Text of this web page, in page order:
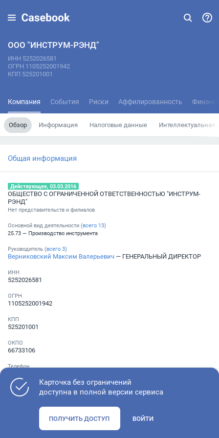
ООО "ИНСТРУМ-РЭНД"
ИНН 5252026581
ОГРН 1105252001942
КПП 525201001
Компания События Риски Аффилированность
Обзор Информация Налоговые данные Интеллектуальная
Общая информация
Действующее, 03.03.2016
ОБЩЕСТВО С ОГРАНИЧЕННОЙ ОТВЕТСТВЕННОСТЬЮ "ИНСТРУМ-
РЭНД"
Нет представительств и филиалов
Основной вид деятельности (всего 13)
25.73 — Производство инструмента
Руководитель (всего 3)
Верниковский Максим Валерьевич — ГЕНЕРАЛЬНЫЙ ДИРЕКТОР
ИНН
5252026581
ОГРН
1105252001942
КПП
525201001
ОКПО
66733106
Телефон
Как оценить состояние компании
Карточка без ограничений
доступна в полной версии сервиса
ПОЛУЧИТЬ ДОСТУП ВОЙТИ